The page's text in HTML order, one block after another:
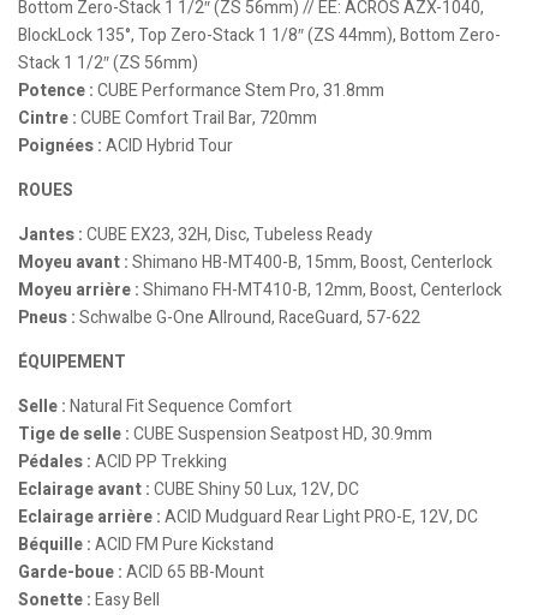
Bottom Zero-Stack 1 1/2″ (ZS 56mm) // EE: ACROS AZX-1040,
BlockLock 135°, Top Zero-Stack 1 1/8″ (ZS 44mm), Bottom Zero-
Stack 1 1/2″ (ZS 56mm)
Potence :CUBE Performance Stem Pro, 31.8mm
Cintre :CUBE Comfort Trail Bar, 720mm
Poignées :ACID Hybrid Tour
ROUES
Jantes :CUBE EX23, 32H, Disc, Tubeless Ready
Moyeu avant :Shimano HB-MT400-B, 15mm, Boost, Centerlock
Moyeu arrière :Shimano FH-MT410-B, 12mm, Boost, Centerlock
Pneus :Schwalbe G-One Allround, RaceGuard, 57-622
ÉQUIPEMENT
Selle :Natural Fit Sequence Comfort
Tige de selle :CUBE Suspension Seatpost HD, 30.9mm
Pédales :ACID PP Trekking
Eclairage avant :CUBE Shiny 50 Lux, 12V, DC
Eclairage arrière :ACID Mudguard Rear Light PRO-E, 12V, DC
Béquille :ACID FM Pure Kickstand
Garde-boue :ACID 65 BB-Mount
Sonette :Easy Bell